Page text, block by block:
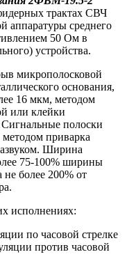
трактах СВЧ
аппаратуры среднего
50 Ом в
устройства.
микрополосковой
основания,
16 мкм, методом
или клейки
полоски
приварка
Ширина
75-100% ширины
более 200% от
исполнениях:
по часовой стрелке
против часовой